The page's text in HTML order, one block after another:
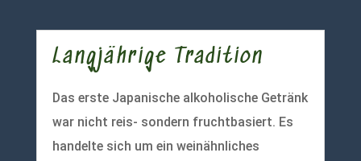
Langjährige Tradition
Das erste Japanische alkoholische Getränk
war nicht reis- sondern fruchtbasiert. Es
handelte sich um ein weinähnliches